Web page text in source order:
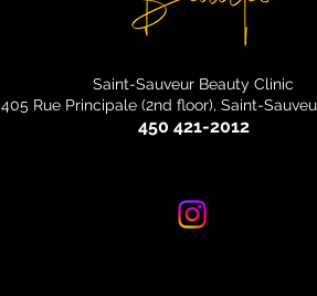
Saint-Sauveur Beauty Clinic
405 Rue Principale (2nd floor), Saint-
450 421-2012